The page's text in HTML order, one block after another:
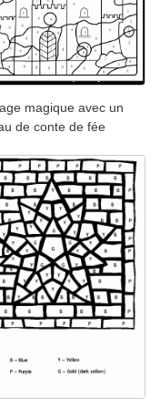
magique avec un
de conte de fée